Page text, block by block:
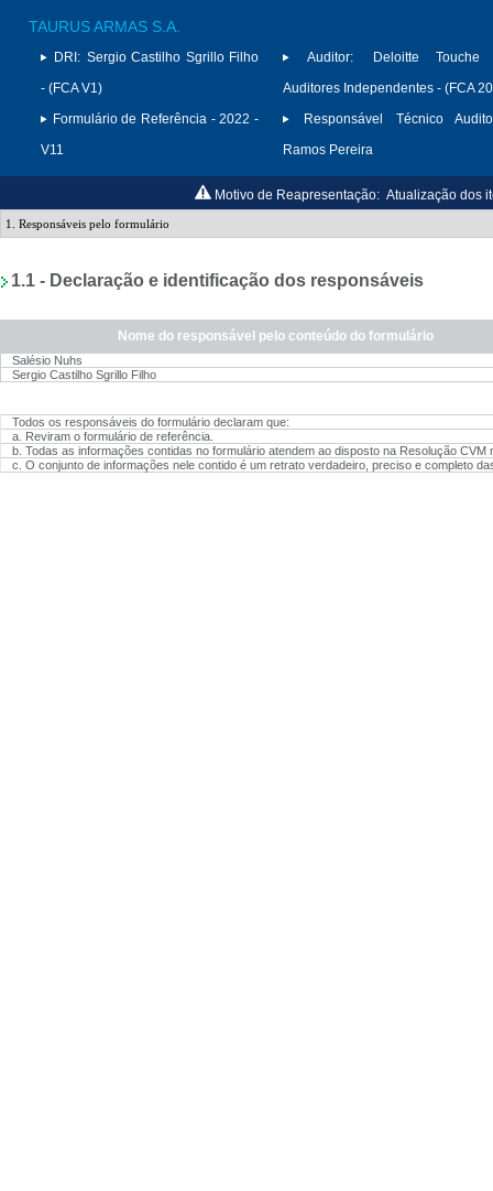
TAURUS ARMAS S.A.
DRI: Sergio Castilho Sgrillo Filho
- (FCA V1)
Formulário de Referência - 2022 -
V11
Auditor:
Deloitte Touche
Auditores Independentes - (FCA
Responsável Técnico
Ramos Pereira
Motivo de Reapresentação: Atualização dos